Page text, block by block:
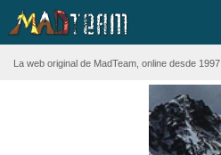
La web original de MadTeam, online desde 1997